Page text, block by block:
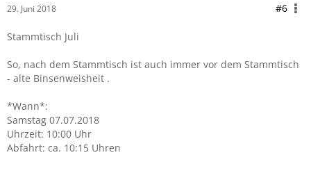
29. Juni 2018 #6
Stammtisch Juli
So, nach dem Stammtisch ist auch immer vor dem Stammtisch
- alte Binsenweisheit .
*Wann*:
Samstag 07.07.2018
Uhrzeit: 10:00 Uhr
Abfahrt: ca. 10:15 Uhren